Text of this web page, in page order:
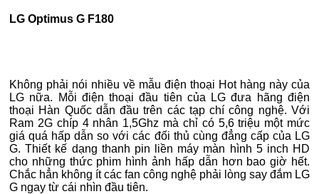
LG Optimus G F180
Không phải nói nhiều về mẫu điện thoại Hot hàng này của
LG nữa. Mỗi điện thoại đầu tiên của LG đưa hãng điện
thoại Hàn Quốc dẫn đầu trên các tạp chí công nghệ. Với
Ram 2G chíp 4 nhân 1,5Ghz mà chỉ có 5,6 triệu một mức
giá quá hấp dẫn so với các đối thủ cùng đẳng cấp của LG
G. Thiết kế dạng thanh pin liền máy màn hình 5 inch HD
cho những thức phim hình ảnh hấp dẫn hơn bao giờ hết.
Chắc hẳn không ít các fan công nghệ phải lòng say đắm LG
G ngay từ cái nhìn đầu tiên.